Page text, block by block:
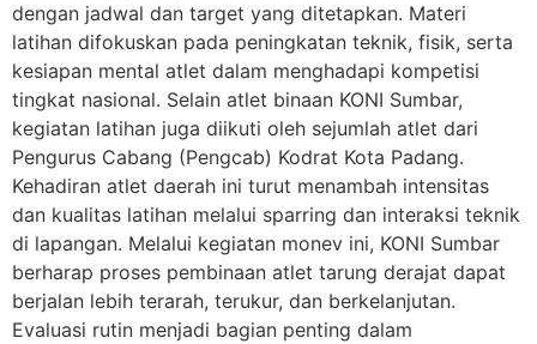
dengan jadwal dan target yang ditetapkan. Materi
latihan difokuskan pada peningkatan teknik, fisik, serta
kesiapan mental atlet dalam menghadapi kompetisi
tingkat nasional. Selain atlet binaan KONI Sumbar,
kegiatan latihan juga diikuti oleh sejumlah atlet dari
Pengurus Cabang (Pengcab) Kodrat Kota Padang.
Kehadiran atlet daerah ini turut menambah intensitas
dan kualitas latihan melalui sparring dan interaksi teknik
di lapangan. Melalui kegiatan monev ini, KONI Sumbar
berharap proses pembinaan atlet tarung derajat dapat
berjalan lebih terarah, terukur, dan berkelanjutan.
Evaluasi rutin menjadi bagian penting dalam